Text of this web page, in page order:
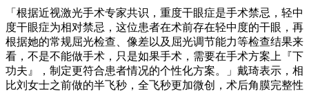
「根据近视激光手术专家共识，重度干眼症是手术禁忌，轻中
度干眼症为相对禁忌，这位患者在术前存在轻中度的干眼，再
根据她的常规屈光检查、像差以及屈光调节能力等检查结果来
看，不是不能做手术，只是如果手术，需要在手术方案上『下
功夫』，制定更符合患者情况的个性化方案。」戴琦表示，相
比刘女士之前做的半飞秒，全飞秒更加微创，术后角膜完整性